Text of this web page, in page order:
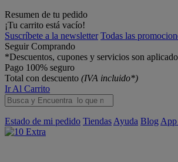
Resumen de tu pedido
¡Tu carrito está vacío!
Suscríbete a la newsletter Todas las
Seguir Comprando
*Descuentos, cupones y servicios son
Pago 100% seguro
Total con descuento (IVA incluido*)
Ir Al Carrito
Estado de mi pedido Tiendas Ayuda Blog App